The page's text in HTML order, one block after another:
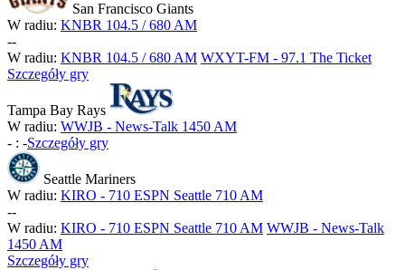
San Francisco Giants
W radiu: KNBR 104.5 / 680 AM
--
W radiu: KNBR 104.5 / 680 AM WXYT-FM - 97.1 The Ticket
Szczegóły gry
Tampa Bay Rays
W radiu: WWJB - News-Talk 1450 AM
- : -Szczegóły gry
Seattle Mariners
W radiu: KIRO - 710 ESPN Seattle 710 AM
--
W radiu: KIRO - 710 ESPN Seattle 710 AM WWJB - News-Talk
1450 AM
Szczegóły gry